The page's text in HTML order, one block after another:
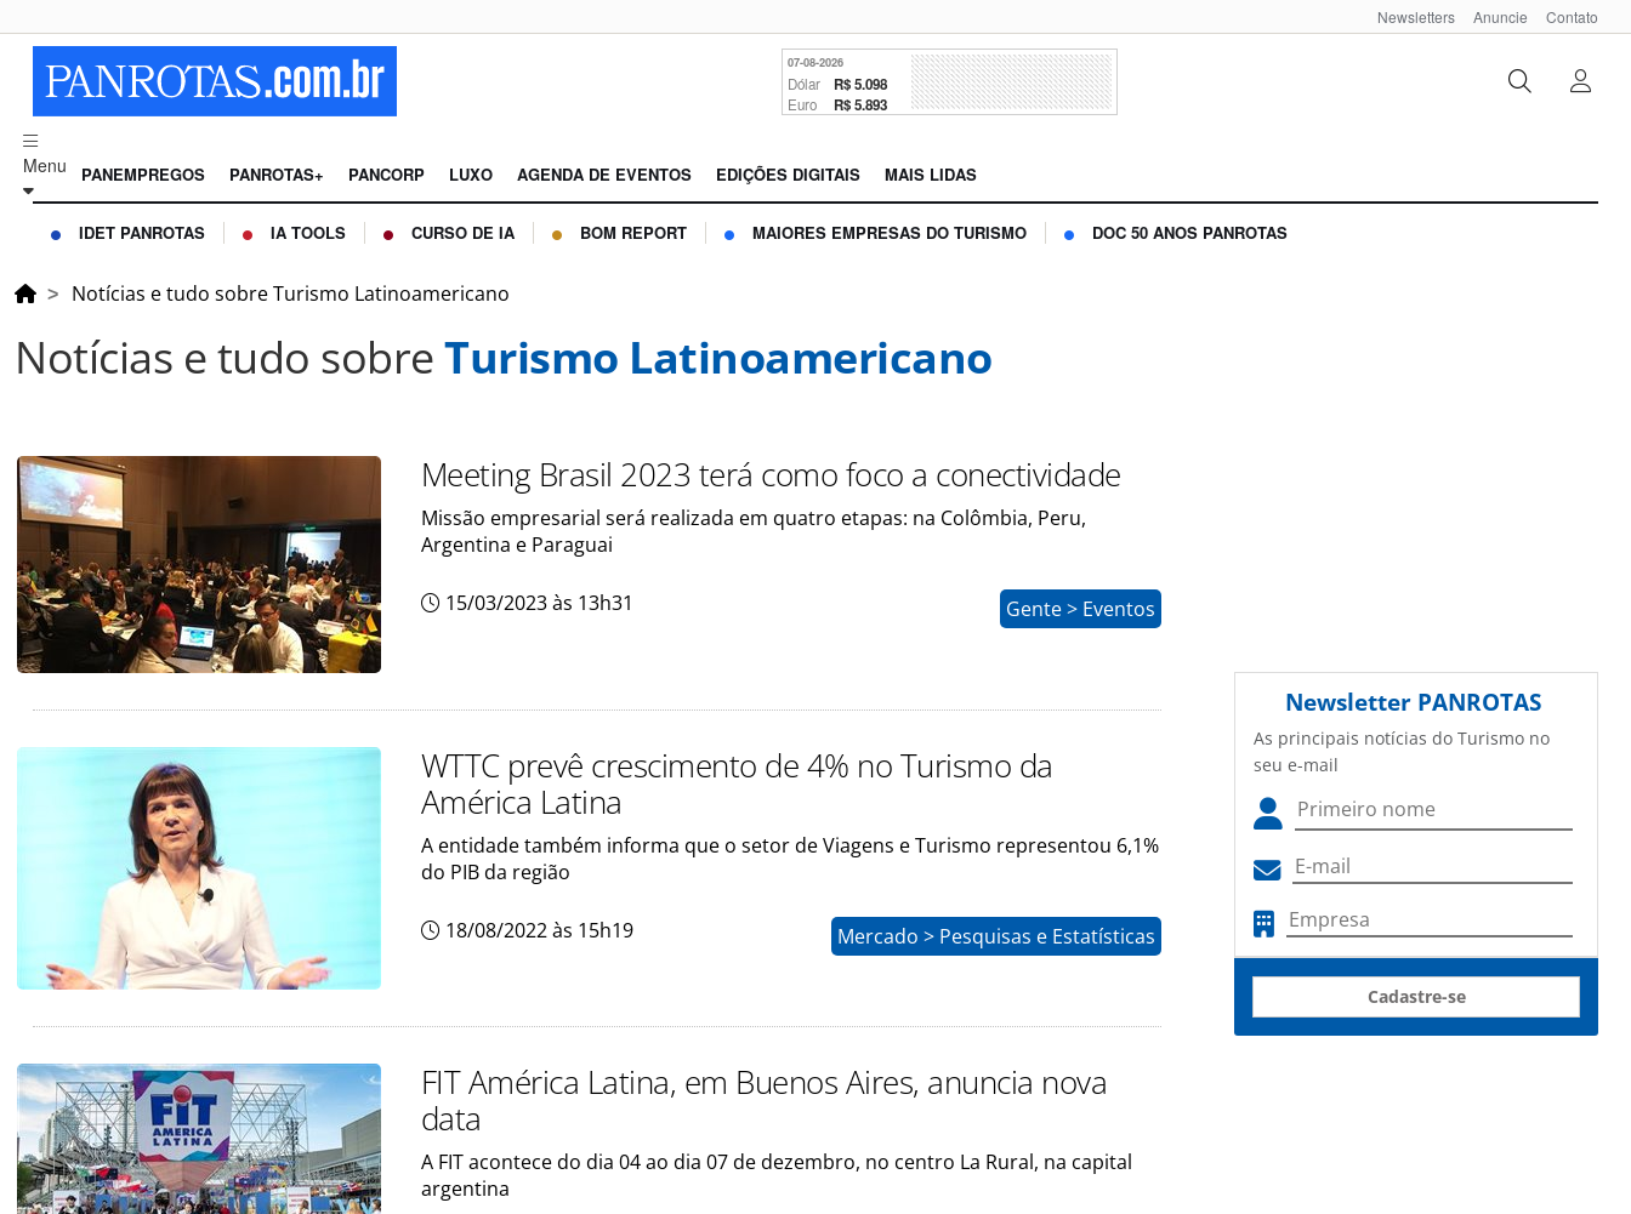
Newsletters Anuncie Contato
07-08-2026
Dólar R$ 5.098
Euro R$ 5.893
Menu PANEMPREGOS PANROTAS+ PANCORP LUXO AGENDA DE EVENTOS EDIÇÕES DIGITAIS MAIS LIDAS
IDET PANROTAS IA TOOLS CURSO DE IA BOM REPORT MAIORES EMPRESAS DO TURISMO DOC 50 ANOS PANROTAS
Notícias e tudo sobre Turismo Latinoamericano
Notícias e tudo sobreTurismo Latinoamericano
Meeting Brasil 2023 terá como foco a conectividade
Missão empresarial será realizada em quatro etapas: na Colômbia, Peru,
Argentina e Paraguai
15/03/2023 às 13h31 Gente > Eventos
WTTC prevê crescimento de 4% no Turismo da
América Latina
A entidade também informa que o setor de Viagens e Turismo representou 6,1%
do PIB da região
18/08/2022 às 15h19 Mercado > Pesquisas e Estatísticas
FIT América Latina, em Buenos Aires, anuncia nova
data
A FIT acontece do dia 04 ao dia 07 de dezembro, no centro La Rural, na capital
argentina
Newsletter PANROTAS
As principais notícias do Turismo no
seu e-mail
Cadastre-se